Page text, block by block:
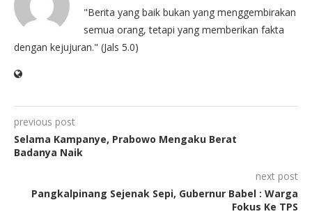
"Berita yang baik bukan yang menggembirakan
semua orang, tetapi yang memberikan fakta
dengan kejujuran." (Jals 5.0)
previous post
Selama Kampanye, Prabowo Mengaku Berat
Badanya Naik
next post
Pangkalpinang Sejenak Sepi, Gubernur Babel : Warga
Fokus Ke TPS